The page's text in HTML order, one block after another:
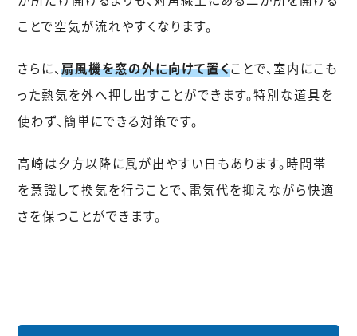
ことで空気が流れやすくなります。
さらに、扇風機を窓の外に向けて置くことで、室内にこも
った熱気を外へ押し出すことができます。特別な道具を
使わず、簡単にできる対策です。
高崎は夕方以降に風が出やすい日もあります。時間帯
を意識して換気を行うことで、電気代を抑えながら快適
さを保つことができます。